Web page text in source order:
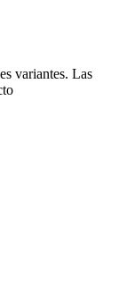
variantes. Las